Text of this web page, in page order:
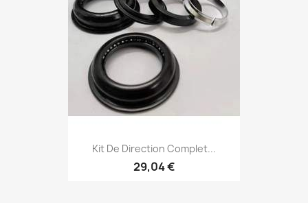
Kit De Direction Complet...
29,04 €